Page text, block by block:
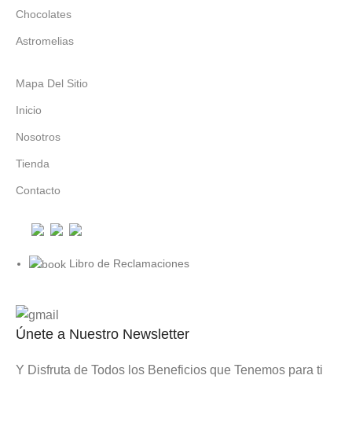
Chocolates
Astromelias
Mapa Del Sitio
Inicio
Nosotros
Tienda
Contacto
Libro de Reclamaciones
Únete a Nuestro Newsletter
Y Disfruta de Todos los Beneficios que Tenemos para ti